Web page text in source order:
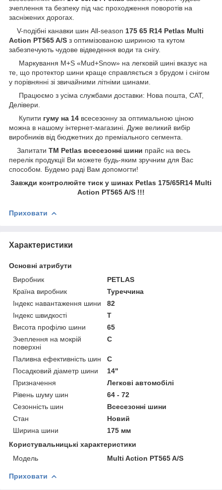
зчеплення та безпеку під час проходження поворотів на
засніжених дорогах.
V-подібні канавки шин All-season 175 65 R14 Petlas Multi
Action PT565 A/S з оптимізованою шириною та кутом
забезпечують чудове відведення води та снігу.
Маркування M+S «Mud+Snow» на легковій шині вказує на
те, що протектор шини краще справляється з брудом і снігом
у порівнянні зі звичайними літніми шинами.
Працюємо з усіма службами доставки: Нова пошта, САТ,
Делівери.
Купити гуму на 14 всесезонну за оптимальною ціною
можна в нашому інтернет-магазині. Дуже великий вибір
виробників від бюджетних до преміального сегмента.
Запитати ТМ Petlas всесезонні шини прайс на весь
перелік продукції Ви можете будь-яким зручним для Вас
способом
Будемо раді Вам допомогти!
Завжди контролюйте тиск у шинах Petlas 175/65R14 Multi
Action PT565 A/S !!!
Приховати
Характеристики
Основні атрибути
Виробник
PETLAS
Країна виробник
Туреччина
Індекс навантаження шини
82
Індекс швидкості
T
Висота профілю шини
65
Зчеплення на мокрій
поверхні
C
Паливна ефективність шин
C
Посадковий діаметр шини
14"
Призначення
Легкові автомобілі
Рівень шуму шин
64 - 72
Сезонність шин
Всесезонні шини
Стан
Новий
Ширина шини
175 мм
Користувальницькі характеристики
Мoдель
Multi Action PT565 A/S
Приховати